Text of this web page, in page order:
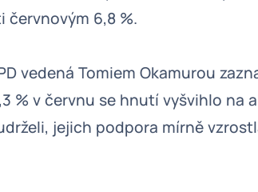
červnovým 6,8 %.
vedená Tomiem Okamurou
% v červnu se hnutí vyšvihlo na
jejich podpora mírně